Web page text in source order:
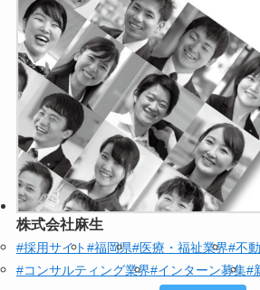
株式会社麻生
#採用サイト#福岡県#医療・福祉業界#不
#コンサルティング業界#インターン募集#